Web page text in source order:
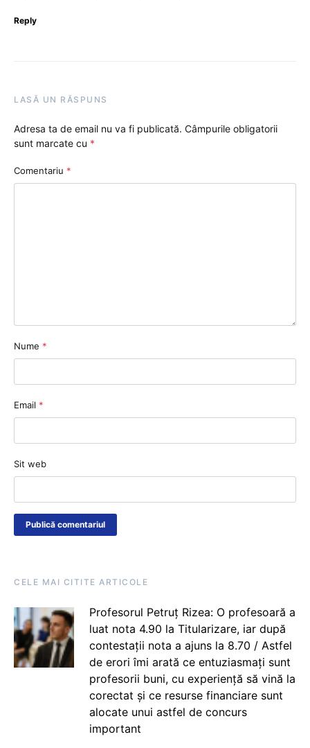
Reply
LASĂ UN RĂSPUNS
Adresa ta de email nu va fi publicată. Câmpurile obligatorii
sunt marcate cu *
Comentariu *
Nume *
Email *
Sit web
CELE MAI CITITE ARTICOLE
Profesorul Petruț Rizea: O profesoară a
luat nota 4.90 la Titularizare, iar după
contestații nota a ajuns la 8.70 / Astfel
de erori îmi arată ce entuziasmați sunt
profesorii buni, cu experiență să vină la
corectat și ce resurse financiare sunt
alocate unui astfel de concurs
important